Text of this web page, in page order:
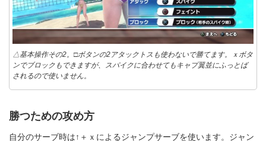
△基本操作その2。□ボタンの2アタックトスも使わないで勝てます。ｘボタ
ンでブロックもできますが、スパイクに合わせてもキャプ翼並にふっとば
されるので使いません。
勝つための攻め方
自分のサーブ時は↑＋ｘによるジャンプサーブを使います。ジャン